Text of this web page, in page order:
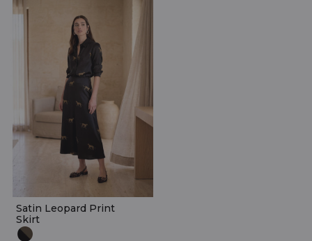
Satin Leopard Print
Skirt